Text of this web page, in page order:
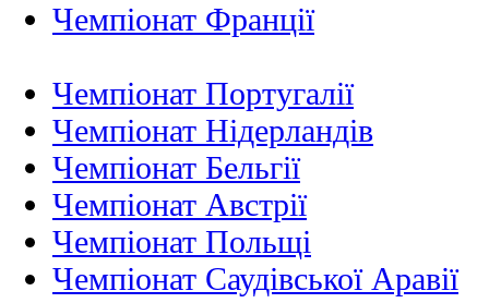
Чемпіонат Франції
Чемпіонат Португалії
Чемпіонат Нідерландiв
Чемпіонат Бельгії
Чемпіонат Австрії
Чемпіонат Польщі
Чемпіонат Саудівської Аравії